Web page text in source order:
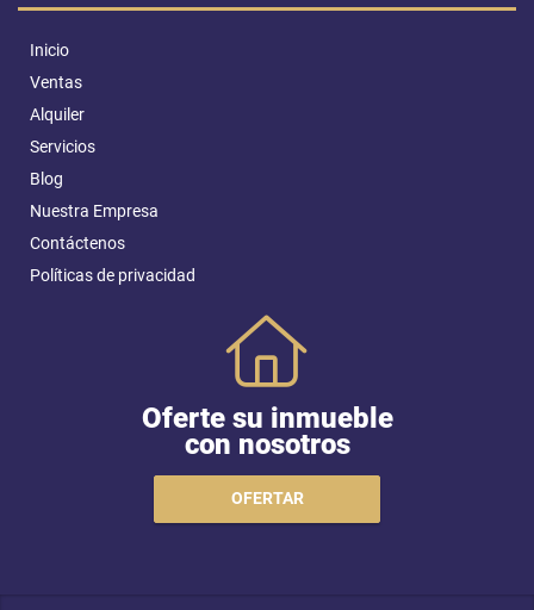
Inicio
Ventas
Alquiler
Servicios
Blog
Nuestra Empresa
Contáctenos
Políticas de privacidad
Oferte su inmueble
con nosotros
OFERTAR